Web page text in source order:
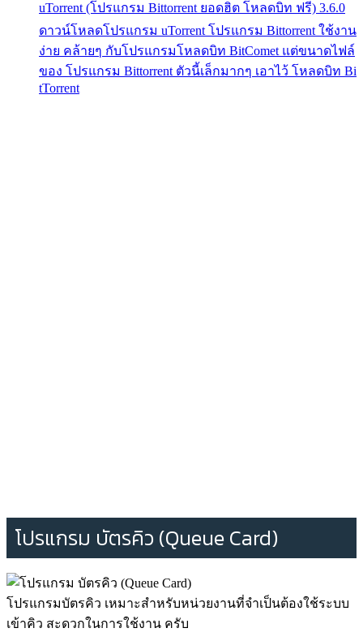
uTorrent (โปรแกรม Bittorrent ยอดฮิต โหลดบิท ฟรี) 3.6.0
ดาวน์โหลดโปรแกรม uTorrent โปรแกรม Bittorrent ใช้งาน
ง่าย คล้ายๆ กับโปรแกรมโหลดบิท BitComet แต่ขนาดไฟล์
ของ โปรแกรม Bittorrent ตัวนี้เล็กมากๆ เอาไว้ โหลดบิท Bi
tTorrent
โปรแกรม บัตรคิว (Queue Card)
โปรแกรมบัตรคิว เหมาะสำหรับหน่วยงานที่จำเป็นต้องใช้ระบบ
เข้าคิว สะดวกในการใช้งาน ครับ